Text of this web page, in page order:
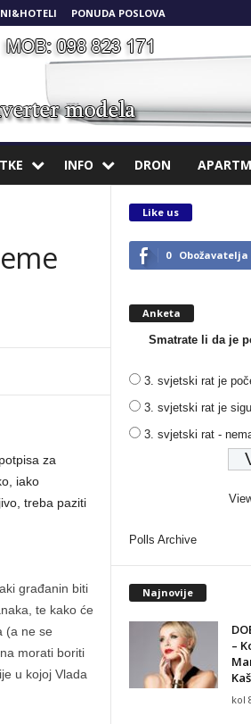
PONUDA POSLOVA
INFO DRON
za
iako
treba paziti
građanin biti
te kako će
(a ne se
morati boriti
u kojoj Vlada
Like us
0 Obožavatelja
Anketa
Smatrate li da je
3. svjetski rat je
3. svjetski rat je
3. svjetski rat -
Polls Archive
Najnovije
–
kol